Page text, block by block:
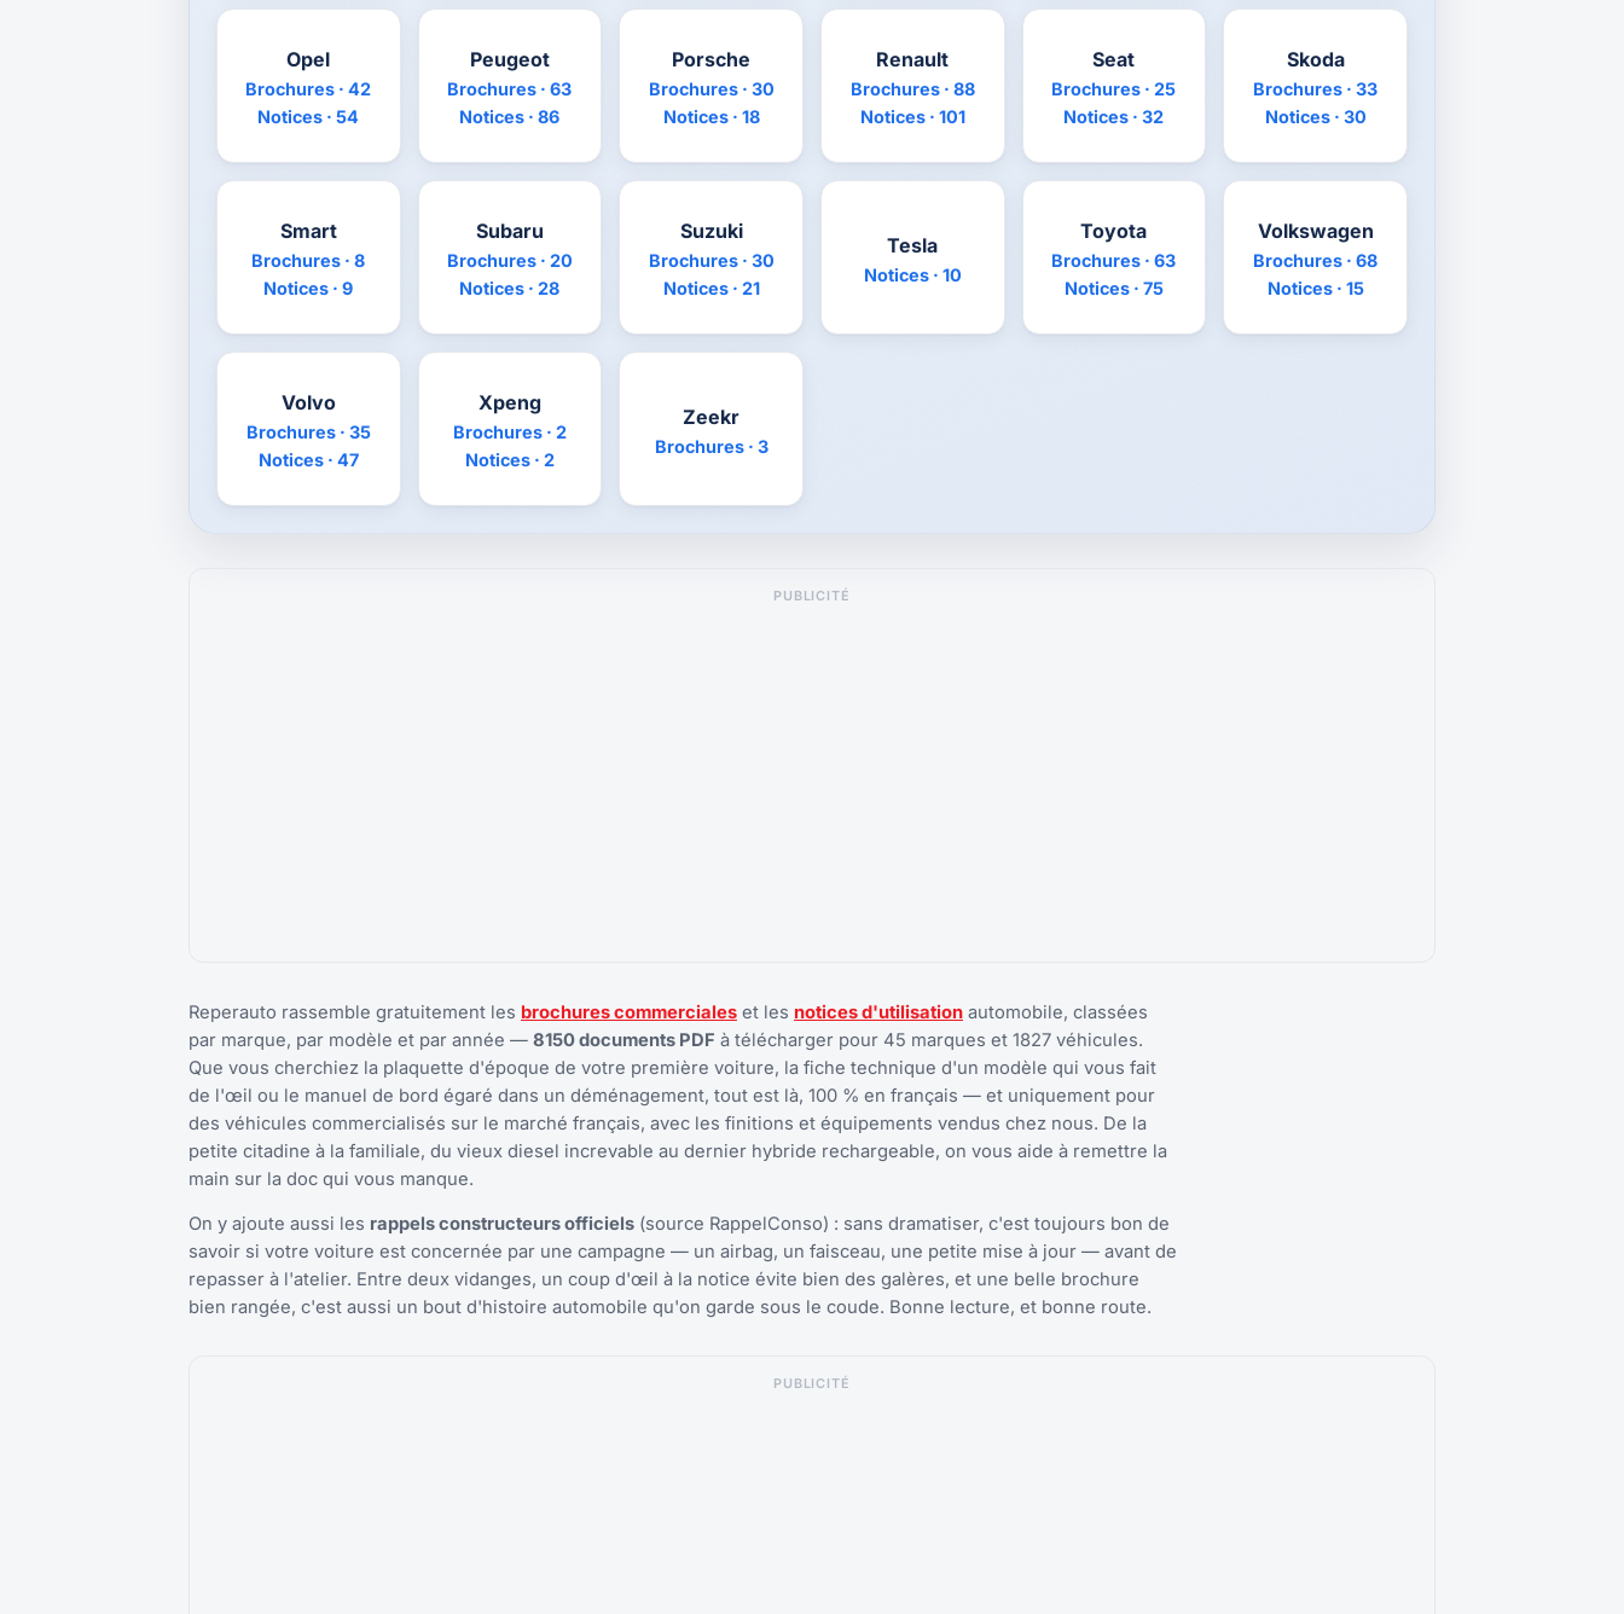
Opel
Brochures · 42
Notices · 54
Peugeot
Brochures · 63
Notices · 86
Porsche
Brochures · 30
Notices · 18
Renault
Brochures · 88
Notices · 101
Seat
Brochures · 25
Notices · 32
Skoda
Brochures · 33
Notices · 30
Smart
Brochures · 8
Notices · 9
Subaru
Brochures · 20
Notices · 28
Suzuki
Brochures · 30
Notices · 21
Tesla
Notices · 10
Toyota
Brochures · 63
Notices · 75
Volkswagen
Brochures · 68
Notices · 15
Volvo
Brochures · 35
Notices · 47
Xpeng
Brochures · 2
Notices · 2
Zeekr
Brochures · 3
PUBLICITÉ
Reperauto rassemble gratuitement les brochures commerciales et les notices d'utilisation automobile, classées
par marque, par modèle et par année — 8150 documents PDF à télécharger pour 45 marques et 1827 véhicules.
Que vous cherchiez la plaquette d'époque de votre première voiture, la fiche technique d'un modèle qui vous fait
de l'œil ou le manuel de bord égaré dans un déménagement, tout est là, 100 % en français — et uniquement pour
des véhicules commercialisés sur le marché français, avec les finitions et équipements vendus chez nous. De la
petite citadine à la familiale, du vieux diesel increvable au dernier hybride rechargeable, on vous aide à remettre la
main sur la doc qui vous manque.
On y ajoute aussi les rappels constructeurs officiels (source RappelConso) : sans dramatiser, c'est toujours bon de
savoir si votre voiture est concernée par une campagne — un airbag, un faisceau, une petite mise à jour — avant de
repasser à l'atelier. Entre deux vidanges, un coup d'œil à la notice évite bien des galères, et une belle brochure
bien rangée, c'est aussi un bout d'histoire automobile qu'on garde sous le coude. Bonne lecture, et bonne route.
PUBLICITÉ